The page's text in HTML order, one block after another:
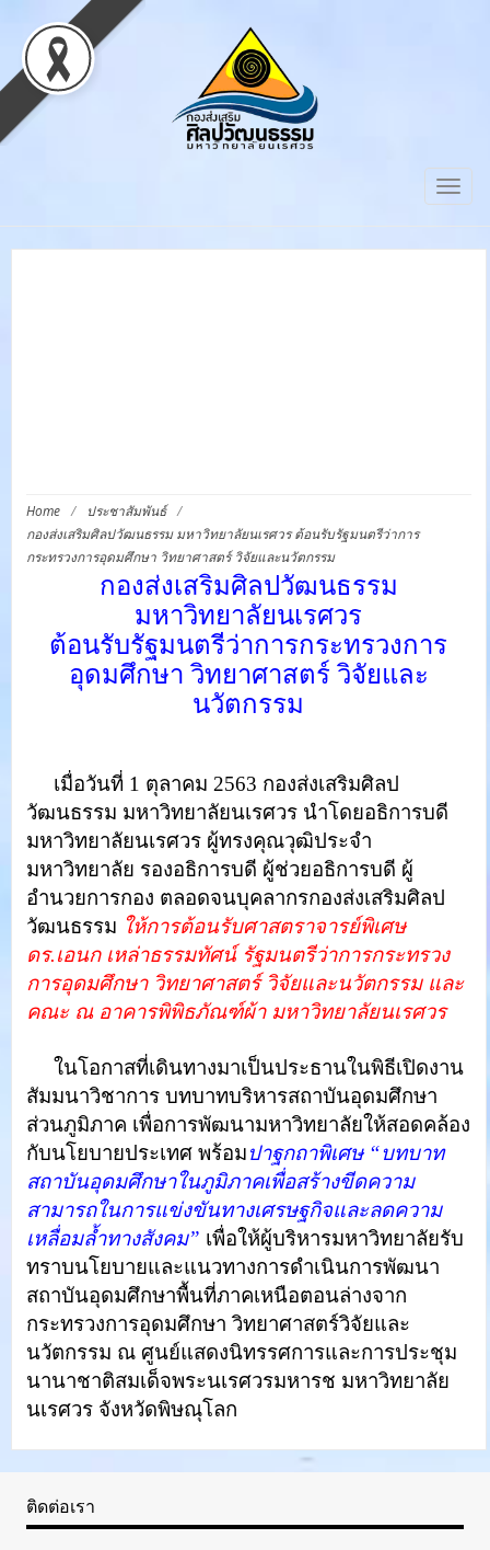
Home / ประชาสัมพันธ์ /
กองส่งเสริมศิลปวัฒนธรรม มหาวิทยาลัยนเรศวร ต้อนรับรัฐมนตรีว่าการ
กระทรวงการอุดมศึกษา วิทยาศาสตร์ วิจัยและนวัตกรรม
กองส่งเสริมศิลปวัฒนธรรม
มหาวิทยาลัยนเรศวร
ต้อนรับรัฐมนตรีว่าการกระทรวงการ
อุดมศึกษา วิทยาศาสตร์ วิจัยและ
นวัตกรรม
เมื่อวันที่ 1 ตุลาคม 2563 กองส่งเสริมศิลป
วัฒนธรรม มหาวิทยาลัยนเรศวร นำโดยอธิการบดี
มหาวิทยาลัยนเรศวร ผู้ทรงคุณวุฒิประจำ
มหาวิทยาลัย รองอธิการบดี ผู้ช่วยอธิการบดี ผู้
อำนวยการกอง ตลอดจนบุคลากรกองส่งเสริมศิลป
วัฒนธรรม ให้การต้อนรับศาสตราจารย์พิเศษ
ดร.เอนก เหล่าธรรมทัศน์ รัฐมนตรีว่าการกระทรวง
การอุดมศึกษา วิทยาศาสตร์ วิจัยและนวัตกรรม และ
คณะ ณ อาคารพิพิธภัณฑ์ผ้า มหาวิทยาลัยนเรศวร
ในโอกาสที่เดินทางมาเป็นประธานในพิธีเปิดงาน
สัมมนาวิชาการ บทบาทบริหารสถาบันอุดมศึกษา
ส่วนภูมิภาค เพื่อการพัฒนามหาวิทยาลัยให้สอดคล้อง
กับนโยบายประเทศ พร้อมปาฐกถาพิเศษ “บทบาท
สถาบันอุดมศึกษาในภูมิภาคเพื่อสร้างขีดความ
สามารถในการแข่งขันทางเศรษฐกิจและลดความ
เหลื่อมล้ำทางสังคม” เพื่อให้ผู้บริหารมหาวิทยาลัยรับ
ทราบนโยบายและแนวทางการดำเนินการพัฒนา
สถาบันอุดมศึกษาพื้นที่ภาคเหนือตอนล่างจาก
กระทรวงการอุดมศึกษา วิทยาศาสตร์วิจัยและ
นวัตกรรม ณ ศูนย์แสดงนิทรรศการและการประชุม
นานาชาติสมเด็จพระนเรศวรมหารช มหาวิทยาลัย
นเรศวร จังหวัดพิษณุโลก
ติดต่อเรา